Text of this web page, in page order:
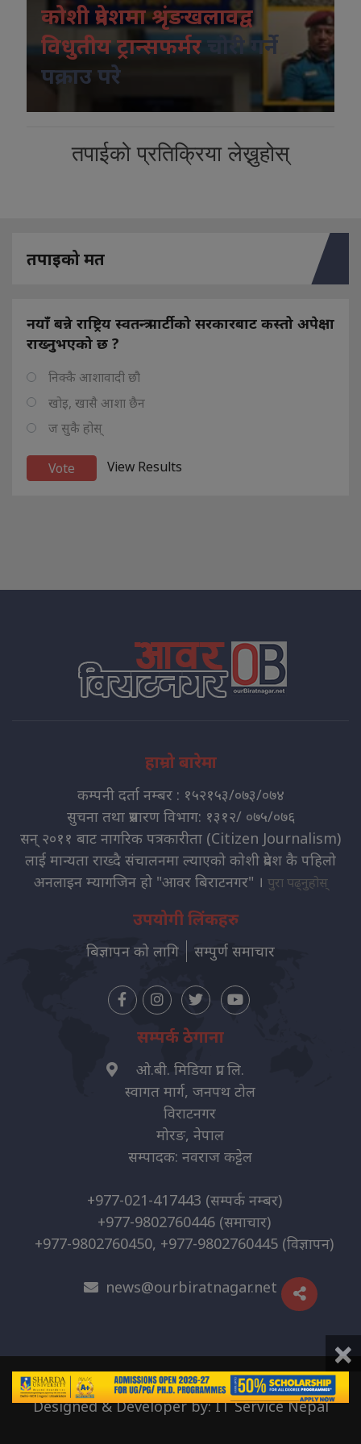
कोशी प्रदेशमा श्रृंङखलावद्व
विधुतीय ट्रान्सफर्मर
चोरी गर्ने
पक्राउ परे
तपाईको प्रतिक्रिया लेख्नुहोस्
तपाइको मत
नयाँ बन्ने राष्ट्रिय स्वतन्त्र पार्टीको सरकारबाट कस्तो अपेक्षा
राख्नुभएको छ ?
निक्कै आशावादी छौ
खोइ, खासै आशा छैन
ज सुकै होस्
View Results
हाम्रो बारेमा
कम्पनी दर्ता नम्बर : १५२१५३/०७३/०७४
सुचना तथा प्रसारण विभाग: १३१२/ ०७५/०७६
सन् २०११ बाट नागरिक पत्रकारीता (Citizen Journalism)
लाई मान्यता राख्दै संचालनमा ल्याएको कोशी प्रदेश कै पहिलो
अनलाइन म्यागजिन हो "आवर बिराटनगर" । पुरा पढ्नुहोस्
उपयोगी लिंकहरु
बिज्ञापन को लागि सम्पुर्ण समाचार
सम्पर्क ठेगाना
ओ.बी. मिडिया प्रा. लि.
स्वागत मार्ग, जनपथ टोल
विराटनगर
मोरङ, नेपाल
सम्पादक: नवराज कट्टेल
+977-021-417443 (सम्पर्क नम्बर)
+977-9802760446 (समाचार)
+977-9802760450, +977-9802760445 (विज्ञापन)
news@ourbiratnagar.net
© 2026 | O.B. Media Pvt. Ltd
Designed & Developer by:IT Service Nepal
×